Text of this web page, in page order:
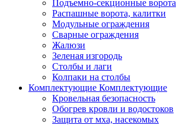
Подъемно-секционные ворота
Распашные ворота, калитки
Модульные ограждения
Сварные ограждения
Жалюзи
Зеленая изгородь
Столбы и лаги
Колпаки на столбы
Комплектующие Комплектующие
Кровельная безопасность
Обогрев кровли и водостоков
Защита от мха, насекомых